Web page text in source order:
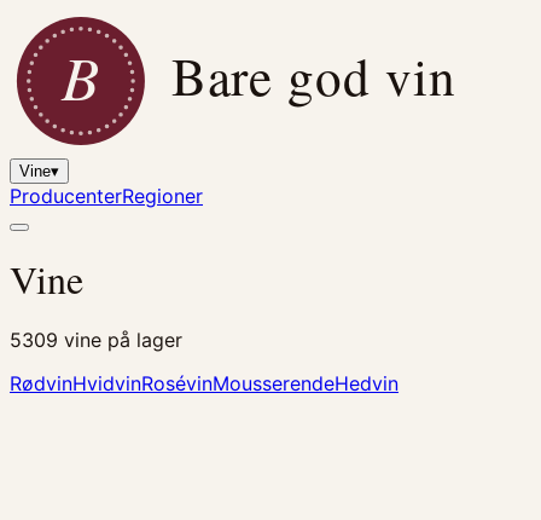
B Bare god vin
Vine▾
ProducenterRegioner
Vine
5309 vine på lager
RødvinHvidvinRosévinMousserendeHedvin